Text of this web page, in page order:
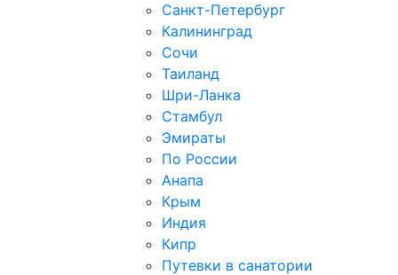
Санкт-Петербург
Калининград
Сочи
Таиланд
Шри-Ланка
Стамбул
Эмираты
По России
Анапа
Крым
Индия
Кипр
Путевки в санатории